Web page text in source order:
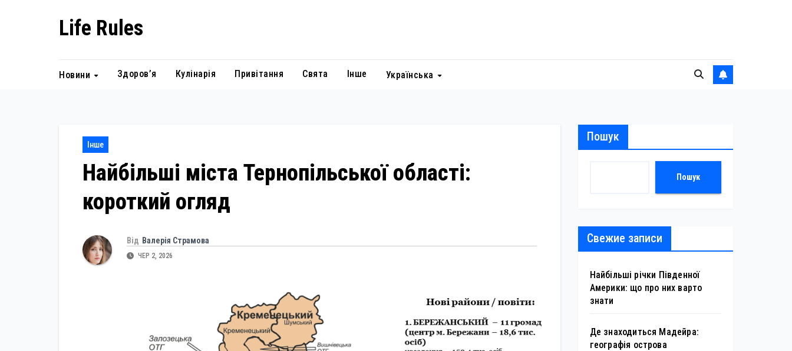
Life Rules
Новини Здоров’я Кулінарія Привітання Свята Інше Українська
Інше
Найбільші міста Тернопільської області:
короткий огляд
Від Валерія Страмова
ЧЕР 2, 2026
Пошук
Пошук
Свежие записи
Найбільші річки Південної
Америки: що про них варто
знати
Де знаходиться Мадейра:
географія острова